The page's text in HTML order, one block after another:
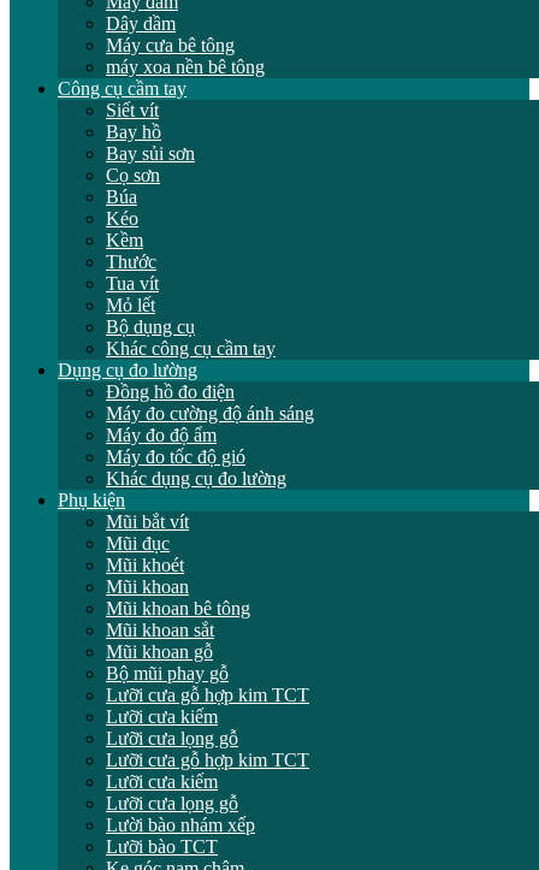
Dây dầm
Máy cưa bê tông
máy xoa nền bê tông
Công cụ cầm tay
Siết vít
Bay hồ
Bay sủi sơn
Cọ sơn
Búa
Kéo
Kềm
Thước
Tua vít
Mỏ lết
Bộ dụng cụ
Khác công cụ cầm tay
Dụng cụ đo lường
Đồng hồ đo điện
Máy đo cường độ ánh sáng
Máy đo độ ẩm
Máy đo tốc độ gió
Khác dụng cụ đo lường
Phụ kiện
Mũi bắt vít
Mũi đục
Mũi khoét
Mũi khoan
Mũi khoan bê tông
Mũi khoan sắt
Mũi khoan gỗ
Bộ mũi phay gỗ
Lưỡi cưa gỗ hợp kim TCT
Lưỡi cưa kiếm
Lưỡi cưa lọng gỗ
Lưỡi cưa gỗ hợp kim TCT
Lưỡi cưa kiếm
Lưỡi cưa lọng gỗ
Lười bào nhám xếp
Lưỡi bào TCT